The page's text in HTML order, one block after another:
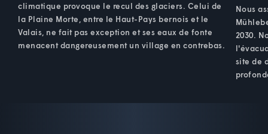
climatique provoque le recul des glaciers. Celui de
la Plaine Morte, entre le Haut-Pays bernois et le
Valais, ne fait pas exception et ses eaux de fonte
menacent dangereusement un village en contrebas.
Nous
2030.
site de